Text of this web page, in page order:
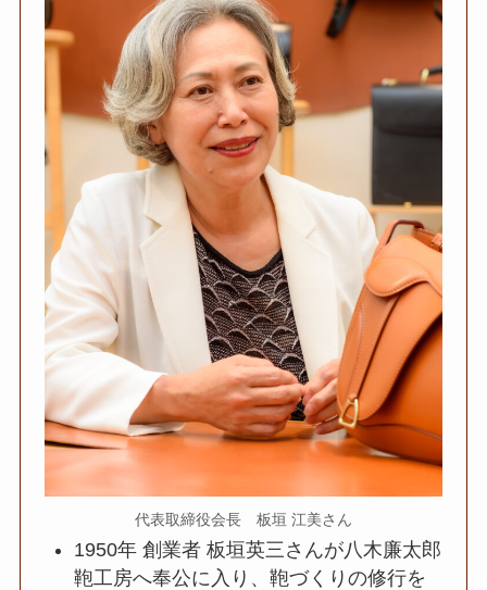
代表取締役会長 板垣 江美さん
1950年 創業者 板垣英三さんが八木廉太郎
鞄工房へ奉公に入り、鞄づくりの修行を